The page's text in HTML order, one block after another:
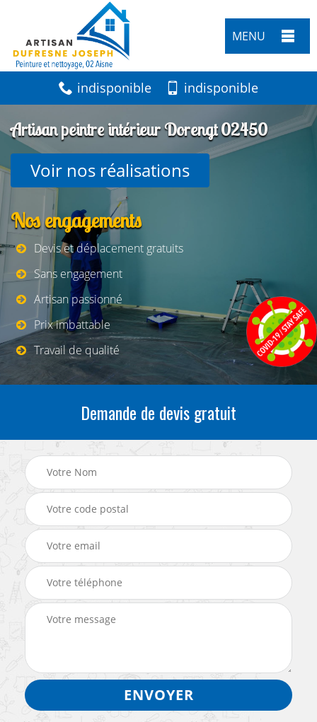
MENU
indisponible indisponible
Artisan peintre intérieur Dorengt 02450
Voir nos réalisations
Nos engagements
Devis et déplacement gratuits
Sans engagement
Artisan passionné
Prix imbattable
Travail de qualité
Demande de devis gratuit